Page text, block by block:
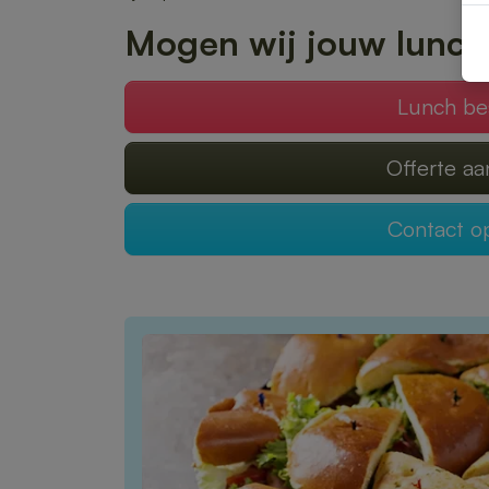
Mogen wij jouw
Lunch
Offerte
Contact